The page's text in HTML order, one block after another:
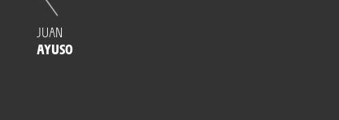
JUAN
AYUSO